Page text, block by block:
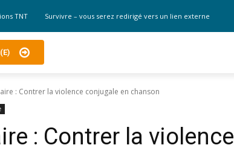
TNT Survivre – vous serez redirigé vers un lien externe
: Contrer la violence conjugale en chanson
: Contrer la violence